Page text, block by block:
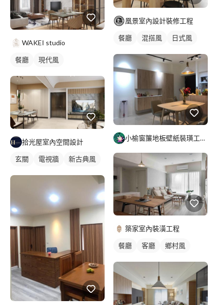
WAKEI studio
餐廳 現代風
拾光屋室內空間設計
玄關 電視牆 新古典風
凰景室內設計裝修工程
餐廳 混搭風 日式風
小榆窗簾地板壁紙裝璜工廠/山辰室內設計
築家室內裝潢工程
餐廳 客廳 鄉村風